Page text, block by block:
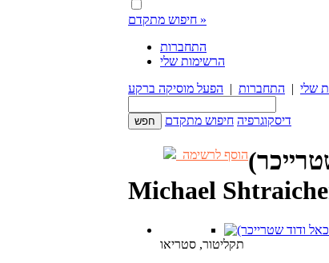
חיפוש מתקדם »
התחברות
הרשימות שלי
שלי | התחברות | הפעל מוסיקה ברקע
דיסקוגרפיה חיפוש מתקדם
הוסף לרשימה
Michael
תקליטור, סטריאו